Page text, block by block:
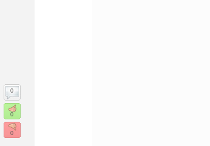
0
0
0